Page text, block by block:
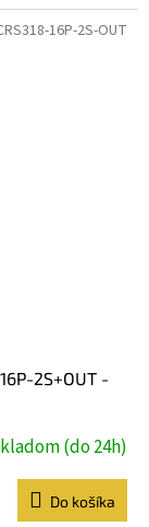
2S+OUT -
(do 24h)
Do košíka
16P-2S-OUT